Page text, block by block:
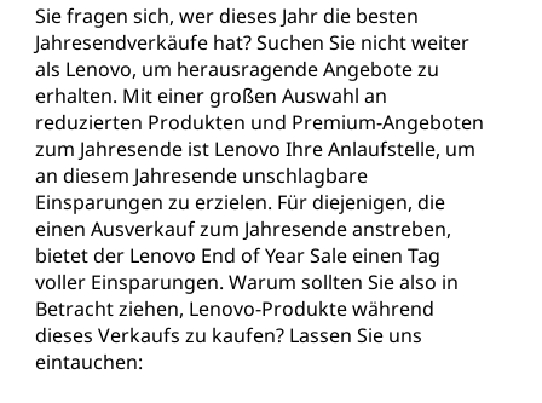
Sie fragen sich, wer dieses Jahr die besten
Jahresendverkäufe hat? Suchen Sie nicht weiter
als Lenovo, um herausragende Angebote zu
erhalten. Mit einer großen Auswahl an
reduzierten Produkten und Premium-Angeboten
zum Jahresende ist Lenovo Ihre Anlaufstelle, um
an diesem Jahresende unschlagbare
Einsparungen zu erzielen. Für diejenigen, die
einen Ausverkauf zum Jahresende anstreben,
bietet der Lenovo End of Year Sale einen Tag
voller Einsparungen. Warum sollten Sie also in
Betracht ziehen, Lenovo-Produkte während
dieses Verkaufs zu kaufen? Lassen Sie uns
eintauchen: